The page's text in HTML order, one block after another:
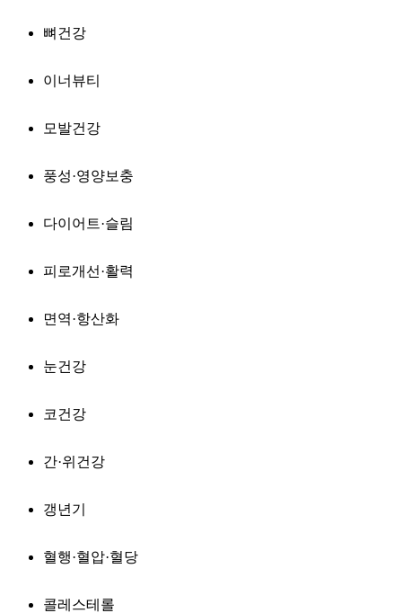
뼈건강
이너뷰티
모발건강
풍성·영양보충
다이어트·슬림
피로개선·활력
면역·항산화
눈건강
코건강
간·위건강
갱년기
혈행·혈압·혈당
콜레스테롤